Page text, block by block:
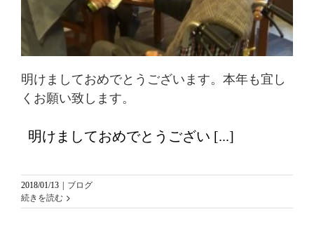
明けましておめでとうございます。本年も宜し
くお願い致します。
明けましておめでとうござい [...]
2018/01/13 | ブログ
続きを読む